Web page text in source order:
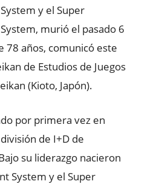
y el Super
murió el pasado 6
78 años, comunicó este
de Estudios de Juegos
(Kioto, Japón).
por primera vez en
de I+D de
su liderazgo nacieron
System y el Super